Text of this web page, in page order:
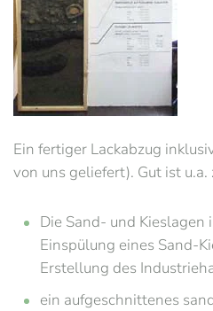
Ein fertiger Lackabzug
von uns geliefert). Gut ist u.a.
Die Sand- und Kieslagen
Einspülung eines Sand-
Erstellung des
ein aufgeschnittenes